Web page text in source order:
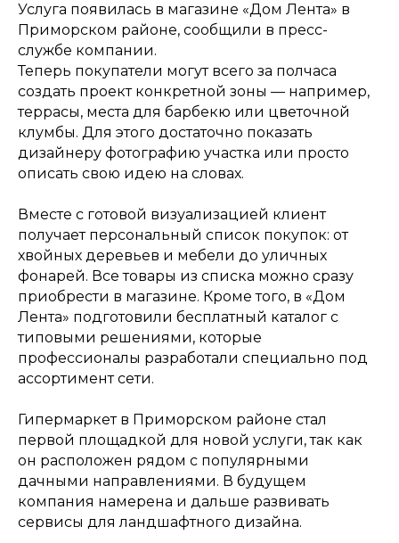
Услуга появилась в магазине «Дом Лента» в
Приморском районе, сообщили в пресс-
службе компании.
Теперь покупатели могут всего за полчаса
создать проект конкретной зоны — например,
террасы, места для барбекю или цветочной
клумбы. Для этого достаточно показать
дизайнеру фотографию участка или просто
описать свою идею на словах.
Вместе с готовой визуализацией клиент
получает персональный список покупок: от
хвойных деревьев и мебели до уличных
фонарей. Все товары из списка можно сразу
приобрести в магазине. Кроме того, в «Дом
Лента» подготовили бесплатный каталог с
типовыми решениями, которые
профессионалы разработали специально под
ассортимент сети.
Гипермаркет в Приморском районе стал
первой площадкой для новой услуги, так как
он расположен рядом с популярными
дачными направлениями. В будущем
компания намерена и дальше развивать
сервисы для ландшафтного дизайна.